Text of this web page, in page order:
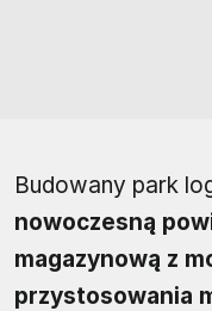
Budowany park
nowoczesną
magazynową z
przystosowania